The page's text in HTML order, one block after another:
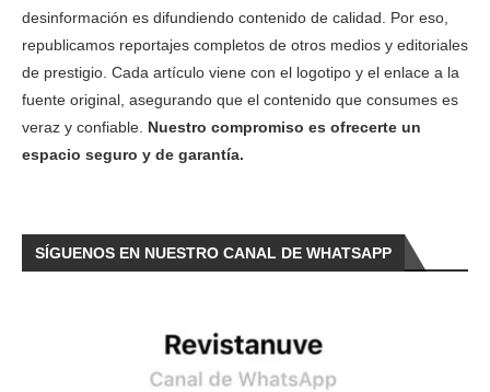
desinformación es difundiendo contenido de calidad. Por eso,
republicamos reportajes completos de otros medios y editoriales
de prestigio. Cada artículo viene con el logotipo y el enlace a la
fuente original, asegurando que el contenido que consumes es
veraz y confiable. Nuestro compromiso es ofrecerte un
espacio seguro y de garantía.
SÍGUENOS EN NUESTRO CANAL DE WHATSAPP